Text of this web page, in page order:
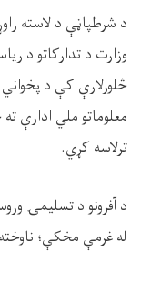
د شرطپاڼې د لاسته
وزارت د تدارکاتو د
څلور‌لارې کې د
معلوماتو ملي ادارې
ترلاسه کړي.
له غرمې مخکې؛